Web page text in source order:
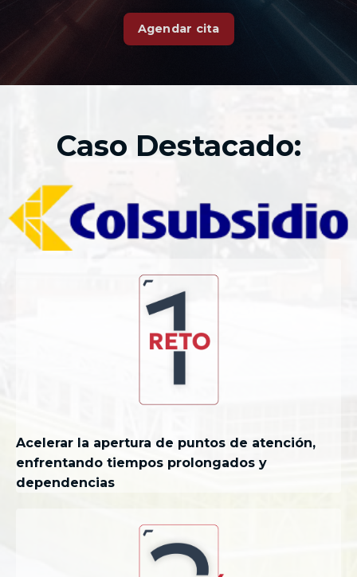
Agendar cita
Caso Destacado:
Acelerar la apertura de puntos de atención,
enfrentando tiempos prolongados y
dependencias